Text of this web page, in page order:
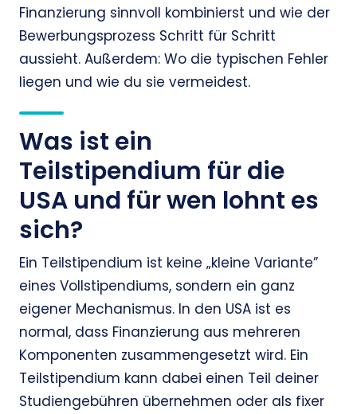
Finanzierung sinnvoll kombinierst und wie der
Bewerbungsprozess Schritt für Schritt
aussieht. Außerdem: Wo die typischen Fehler
liegen und wie du sie vermeidest.
Was ist ein
Teilstipendium für die
USA und für wen lohnt es
sich?
Ein Teilstipendium ist keine „kleine Variante”
eines Vollstipendiums, sondern ein ganz
eigener Mechanismus. In den USA ist es
normal, dass Finanzierung aus mehreren
Komponenten zusammengesetzt wird. Ein
Teilstipendium kann dabei einen Teil deiner
Studiengebühren übernehmen oder als fixer